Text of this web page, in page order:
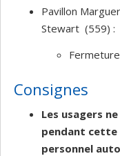
Pavillon
Stewart (559) :
Consignes
Les usagers
pendant cette
personnel